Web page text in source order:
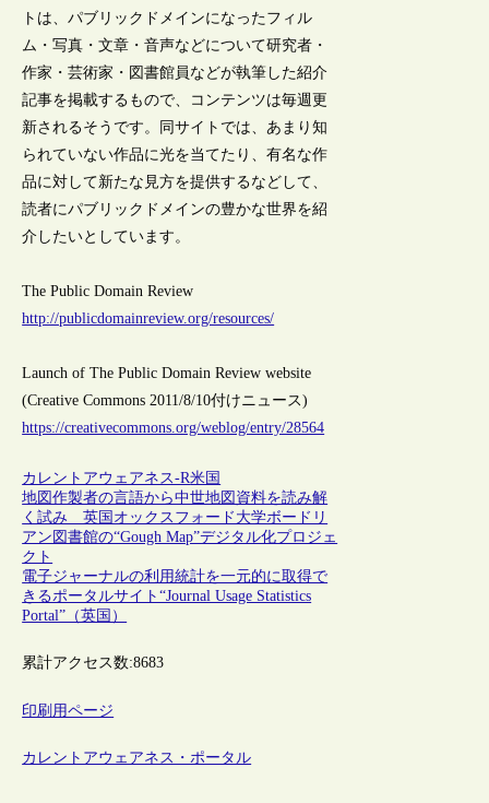
トは、パブリックドメインになったフィル
ム・写真・文章・音声などについて研究者・
作家・芸術家・図書館員などが執筆した紹介
記事を掲載するもので、コンテンツは毎週更
新されるそうです。同サイトでは、あまり知
られていない作品に光を当てたり、有名な作
品に対して新たな見方を提供するなどして、
読者にパブリックドメインの豊かな世界を紹
介したいとしています。
The Public Domain Review
http://publicdomainreview.org/resources/
Launch of The Public Domain Review website
(Creative Commons 2011/8/10付けニュース)
https://creativecommons.org/weblog/entry/28564
カレントアウェアネス-R米国
地図作製者の言語から中世地図資料を読み解
く試み 英国オックスフォード大学ボードリ
アン図書館の“Gough Map”デジタル化プロジェ
クト
電子ジャーナルの利用統計を一元的に取得で
きるポータルサイト“Journal Usage Statistics
Portal”（英国）
累計アクセス数:8683
印刷用ページ
カレントアウェアネス・ポータル